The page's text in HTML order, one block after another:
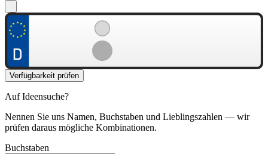
Verfügbarkeit prüfen
Auf Ideensuche?
Nennen Sie uns Namen, Buchstaben und Lieblingszahlen — wir
prüfen daraus mögliche Kombinationen.
Buchstaben